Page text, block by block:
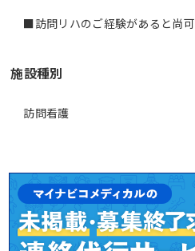
■訪問リハのご経験があると尚可
施設種別
訪問看護